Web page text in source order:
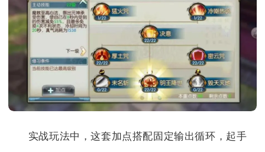
实战玩法中，这套加点搭配固定输出循环，起手